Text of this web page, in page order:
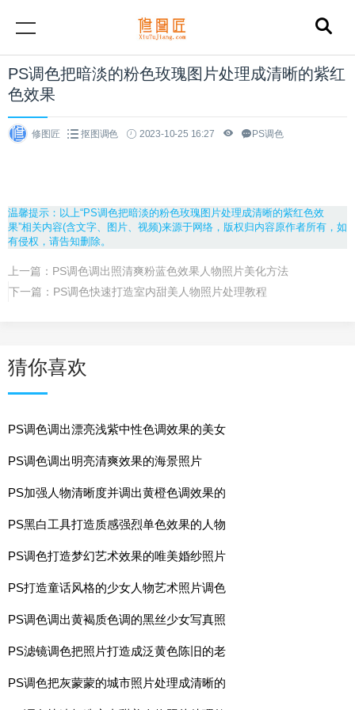
PS调色把暗淡的粉色玫瑰图片处理成清晰的紫红
色效果
修图匠 抠图调色 2023-10-25 16:27 PS调色
温馨提示：以上“PS调色把暗淡的粉色玫瑰图片处理成清晰的紫红色效
果”相关内容(含文字、图片、视频)来源于网络，版权归内容原作者所有，如
有侵权，请告知删除。
上一篇： PS调色调出照清爽粉蓝色效果人物照片美化方法
下一篇： PS调色快速打造室内甜美人物照片处理教程
猜你喜欢
PS调色调出漂亮浅紫中性色调效果的美女
PS调色调出明亮清爽效果的海景照片
PS加强人物清晰度并调出黄橙色调效果的
PS黑白工具打造质感强烈单色效果的人物
PS调色打造梦幻艺术效果的唯美婚纱照片
PS打造童话风格的少女人物艺术照片调色
PS调色调出黄褐质色调的黑丝少女写真照
PS滤镜调色把照片打造成泛黄色陈旧的老
PS调色把灰蒙蒙的城市照片处理成清晰的